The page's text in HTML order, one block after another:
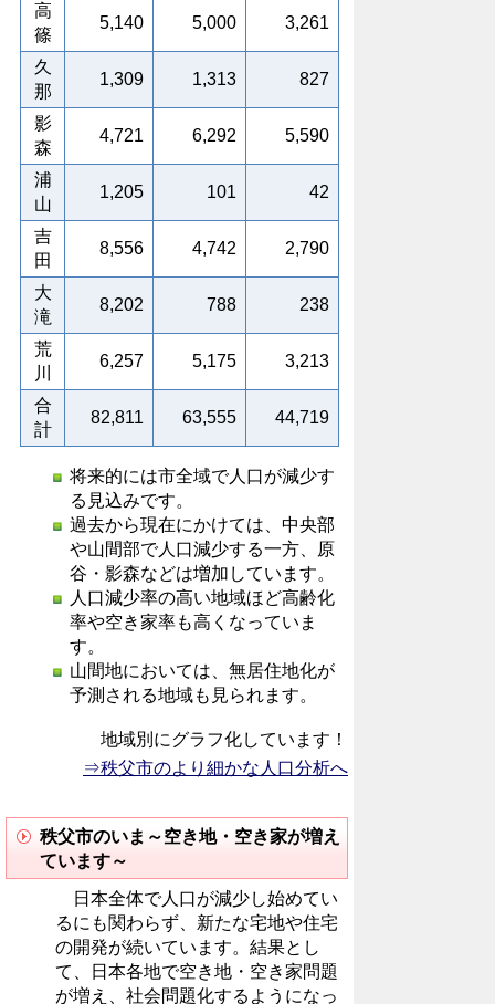
高
篠
5,140 5,000 3,261
久
那
1,309 1,313 827
影
森
4,721 6,292 5,590
浦
山
1,205 101 42
吉
田
8,556 4,742 2,790
大
滝
8,202 788 238
荒
川
6,257 5,175 3,213
合
計
82,811 63,555 44,719
将来的には市全域で人口が減少す
る見込みです。
過去から現在にかけては、中央部
や山間部で人口減少する一方、原
谷・影森などは増加しています。
人口減少率の高い地域ほど高齢化
率や空き家率も高くなっていま
す。
山間地においては、無居住地化が
予測される地域も見られます。
地域別にグラフ化しています！
⇒秩父市のより細かな人口分析へ
秩父市のいま～空き地・空き家が増え
ています～
日本全体で人口が減少し始めてい
るにも関わらず、新たな宅地や住宅
の開発が続いています。結果とし
て、日本各地で空き地・空き家問題
が増え、社会問題化するようになっ